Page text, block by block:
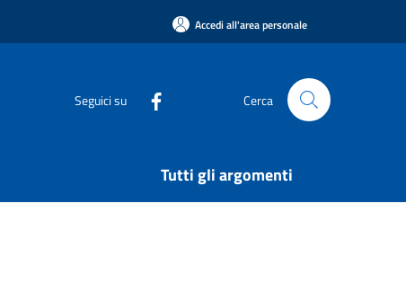
Accedi all'area personale
Seguici su Cerca
Tutti gli argomenti